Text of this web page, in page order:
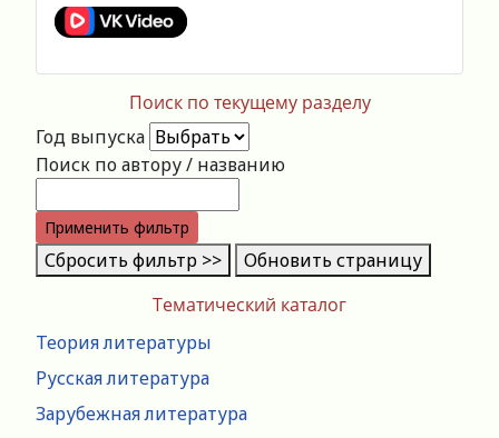
Тематический каталог
Теория литературы
Русская литература
Зарубежная литература
Поиск по текущему разделу
Год выпуска
Поиск по автору / названию
Применить фильтр
Сбросить фильтр >> Обновить страницу